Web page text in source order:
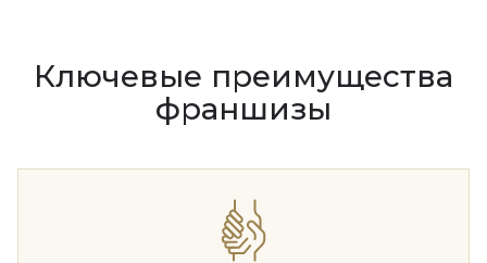
Ключевые преимущества
франшизы